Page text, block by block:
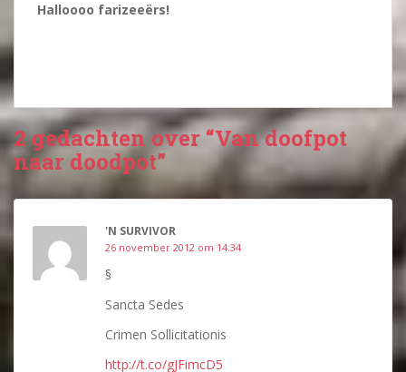
Halloooo farizeeërs!
2 gedachten over “Van doofpot
naar doodpot”
'N SURVIVOR
26 november 2012 om 14:34
§
Sancta Sedes
Crimen Sollicitationis
http://t.co/gJFimcD5